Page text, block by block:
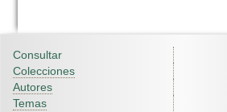
Consultar
Colecciones
Autores
Temas